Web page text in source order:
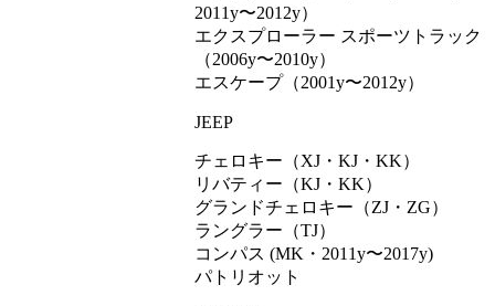
2011y〜2012y）
エクスプローラー スポーツトラック
（2006y〜2010y）
エスケープ（2001y〜2012y）
JEEP
チェロキー（XJ・KJ・KK）
リバティー（KJ・KK）
グランドチェロキー（ZJ・ZG）
ラングラー（TJ）
コンパス (MK・2011y〜2017y)
パトリオット